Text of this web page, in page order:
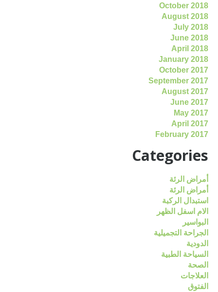
October 2018
August 2018
July 2018
June 2018
April 2018
January 2018
October 2017
September 2017
August 2017
June 2017
May 2017
April 2017
February 2017
Categories
أمراض الرئة
أمراض الرئة
استبدال الركبة
الام اسفل الظهر
البواسير
الجراحة التجميلية
الدودية
السياحة الطبية
الصحة
العلاجات
الفتوق